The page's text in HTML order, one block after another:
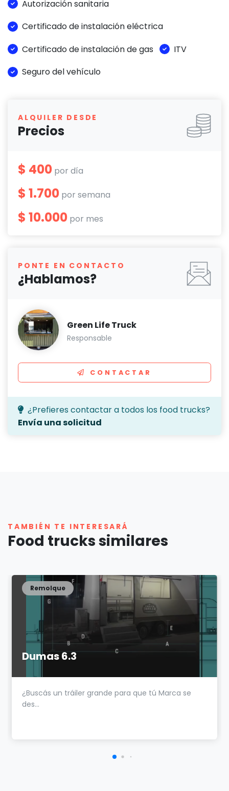
Autorización sanitaria
Certificado de instalación eléctrica
Certificado de instalación de gas
ITV
Seguro del vehículo
ALQUILER DESDE
Precios
$ 400 por día
$ 1.700 por semana
$ 10.000 por mes
PONTE EN CONTACTO
¿Hablamos?
Green Life Truck
Responsable
CONTACTAR
¿Prefieres contactar a todos los food trucks?
Envía una solicitud
TAMBIÉN TE INTERESARÁ
Food trucks similares
Dumas 6.3
Remolque
¿Buscás un tráiler grande para que tú Marca se
des...